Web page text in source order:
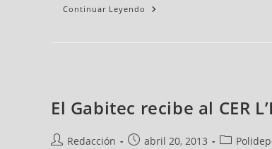
Continuar Leyendo
El Gabitec recibe al CER
Redacción abril 20, 2013